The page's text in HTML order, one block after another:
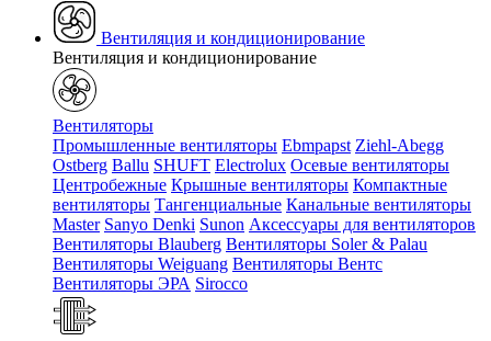
Вентиляция и кондиционирование
Вентиляция и кондиционирование
Вентиляторы
Промышленные вентиляторы Ebmpapst Ziehl-Abegg
Ostberg Ballu SHUFT Electrolux Осевые вентиляторы
Центробежные Крышные вентиляторы Компактные
вентиляторы Тангенциальные Канальные вентиляторы
Master Sanyo Denki Sunon Аксессуары для вентиляторов
Вентиляторы Blauberg Вентиляторы Soler & Palau
Вентиляторы Weiguang Вентиляторы Вентс
Вентиляторы ЭРА Sirocco